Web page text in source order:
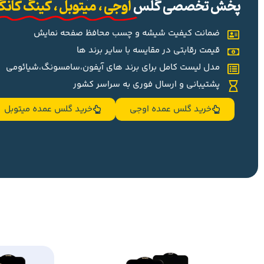
پخش تخصصی گلساوجی ، میتوبل ، کینگ
ضمانت کیفیت شیشه و چسب محافظ صفحه نمایش
قیمت رقابتی در مقایسه با سایر برند ها
مدل لیست کامل برای برند های آیفون،سامسونگ،شیائومی
پشتیبانی و ارسال فوری به سراسر کشور
خرید گلس عمده اوجی
خرید گلس عمده میتوبل